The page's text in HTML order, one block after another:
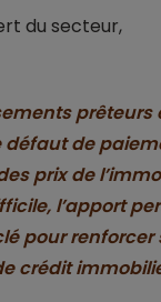
du secteur,
défaut de
prix de
l’apport
pour renforcer
crédit